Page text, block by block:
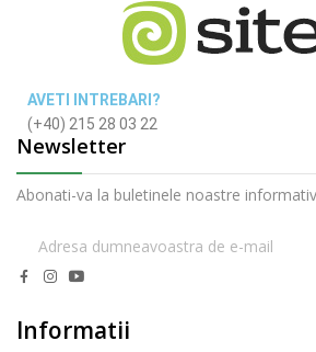
AVETI INTREBARI?
(+40) 215 28 03 22
Newsletter
Abonati-va la buletinele noastre
Informatii